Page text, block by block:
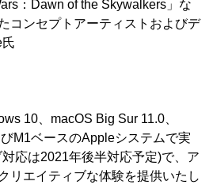
：Dawn of the Skywalkers」な
コンセプトアーティストおよびデ
10、macOS Big Sur 11.0、
M1ベースのAppleシステムで実
応は2021年後半対応予定)で、ア
リエイティブな体験を提供いたし